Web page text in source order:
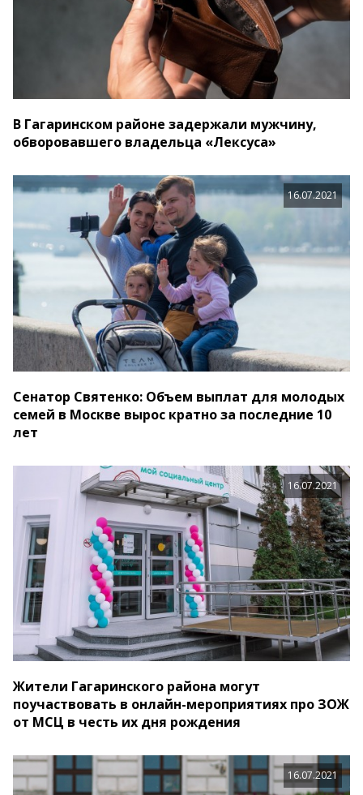
В Гагаринском районе задержали мужчину,
обворовавшего владельца «Лексуса»
16.07.2021
Сенатор Святенко: Объем выплат для молодых
семей в Москве вырос кратно за последние 10
лет
16.07.2021
Жители Гагаринского района могут
поучаствовать в онлайн-мероприятиях про ЗОЖ
от МСЦ в честь их дня рождения
16.07.2021